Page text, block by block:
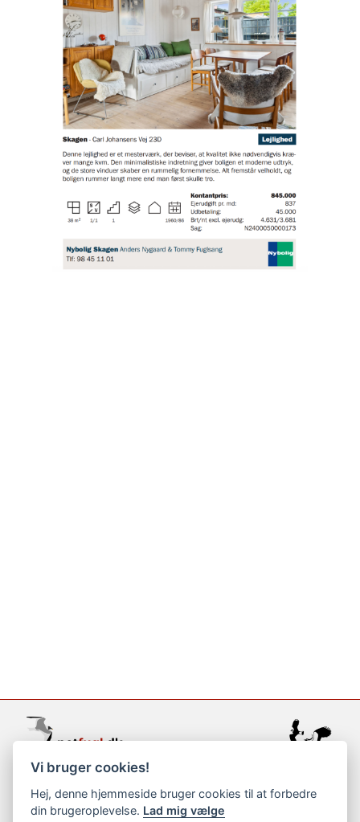
support@netfugl.dk
copyright © 2002-2023
Vi bruger cookies!
Hej, denne hjemmeside bruger cookies til at forbedre
din brugeroplevelse. Lad mig vælge